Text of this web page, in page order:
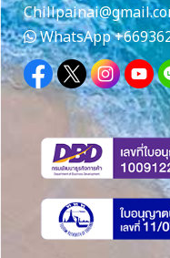
WhatsApp